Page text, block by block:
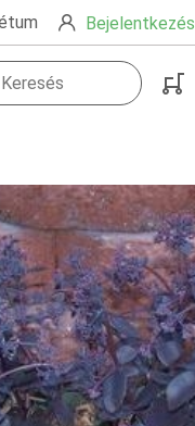
Bejelentkezés